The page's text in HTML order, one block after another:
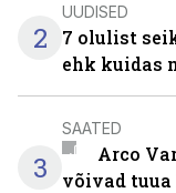
2
UUDISED
7 olulist
ehk kuidas
3
SAATED
Arco
võivad